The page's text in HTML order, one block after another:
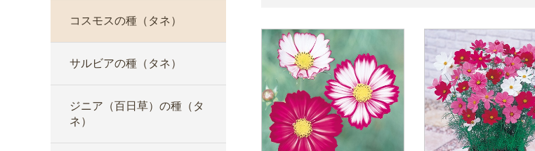
コスモスの種（タネ）
サルビアの種（タネ）
ジニア（百日草）の種（タ
ネ）